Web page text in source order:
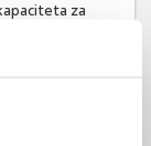
za
Ljubica
je kako je
palijativnu skrb